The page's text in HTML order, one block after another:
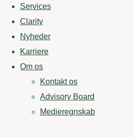
Services
Clarity
Nyheder
Karriere
Om os
Kontakt os
Advisory Board
Medieregnskab